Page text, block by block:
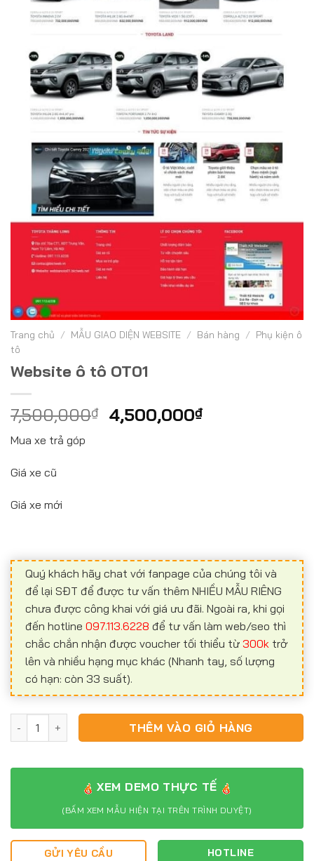
Trang chủ / MẪU GIAO DIỆN WEBSITE / Bán hàng / Phụ kiện ô
tô
Website ô tô OT01
7,500,000₫ 4,500,000₫
Mua xe trả góp
Giá xe cũ
Giá xe mới
Quý khách hãy chat với fanpage của chúng tôi và
để lại SĐT để được tư vấn thêm NHIỀU MẪU RIÊNG
chưa được công khai với giá ưu đãi. Ngoài ra, khi gọi
đến hotline 097.113.6228 để tư vấn làm web/seo thì
chắc chắn nhận được voucher tối thiểu từ 300k trở
lên và nhiều hạng mục khác (Nhanh tay, số lượng
có hạn: còn 33 suất).
Website ô tô OT01 số lượng
THÊM VÀO GIỎ HÀNG
XEM DEMO THỰC TẾ
(BẤM XEM MẪU HIỆN TẠI TRÊN TRÌNH DUYỆT)
GỬI YÊU CẦU
HOTLINE